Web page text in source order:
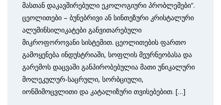
მასთან დაკავშირებული ეკოლოგიური პრობლემები“.
ცეოლითები – ბუნებრივი ან სინთეზური კრისტალური
ალუმინსილიკატები განვითარებული
მიკროფოროვანი სისტემით. ცეოლითების ფართო
გამოყენება ინდუსტრიაში, სოფლის მეურნეობასა და
გარემოს დაცვაში განპირობებულია მათი უნიკალური
მოლეკულურ-საცრული, სორბციული,
იონმიმოცვლითი და კატალიზური თვისებებით. […]